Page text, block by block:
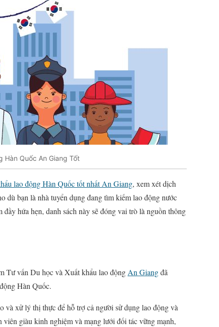
Hàn Quốc An Giang Tốt
lao động Hàn Quốc tốt nhất An Giang, xem xét dịch
dù bạn là nhà tuyển dụng đang tìm kiếm lao động nước
hứa hẹn, danh sách này sẽ đóng vai trò là nguồn thông
Tư vấn Du học và Xuất khẩu lao động An Giangđã
Hàn Quốc.
và xử lý thị thực để hỗ trợ cả người sử dụng lao động và
giàu kinh nghiệm và mạng lưới đối tác vững mạnh,